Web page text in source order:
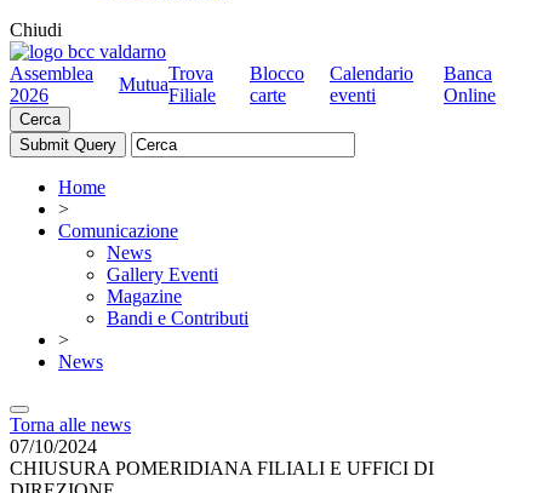
Chiudi
Assemblea
2026
Mutua
Trova
Filiale
Blocco
carte
Calendario
eventi
Banca
Online
Cerca
Home
>
Comunicazione
News
Gallery Eventi
Magazine
Bandi e Contributi
>
News
Torna alle news
07/10/2024
CHIUSURA POMERIDIANA FILIALI E UFFICI DI